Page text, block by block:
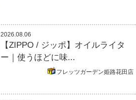
2026.08.06
【ZIPPO / ジッポ】オイルライタ
ー｜使うほどに味...
フレッツガーデン姫路花田店